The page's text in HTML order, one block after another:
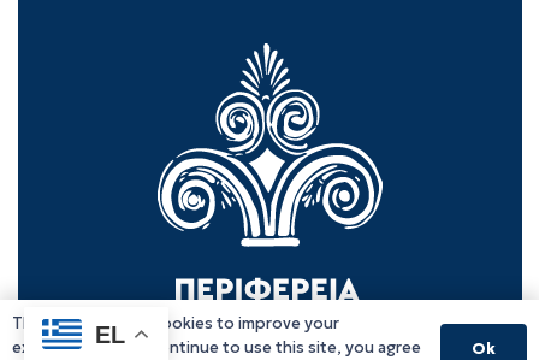
EL
This website uses cookies to improve your
experience. If you continue to use this site, you agree
Ok